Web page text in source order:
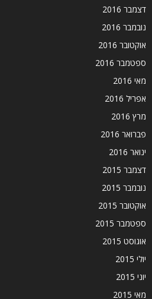
דצמבר 2016
נובמבר 2016
אוקטובר 2016
ספטמבר 2016
מאי 2016
אפריל 2016
מרץ 2016
פברואר 2016
ינואר 2016
דצמבר 2015
נובמבר 2015
אוקטובר 2015
ספטמבר 2015
אוגוסט 2015
יולי 2015
יוני 2015
מאי 2015